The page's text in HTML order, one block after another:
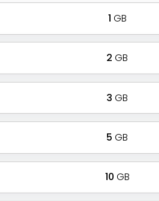
1 GB
2 GB
3 GB
5 GB
10 GB